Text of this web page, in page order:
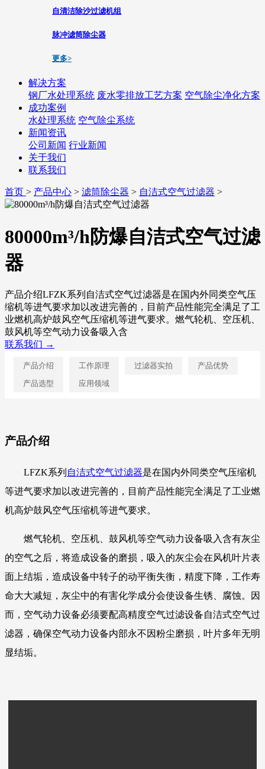
自清洁除沙过滤机组
脉冲滤筒除尘器
更多>
解决方案
钢厂水处理系统 废水零排放工艺方案 空气除尘净化方案
成功案例
水处理系统 空气除尘系统
新闻资讯
公司新闻 行业新闻
关于我们
联系我们
首页 > 产品中心 > 滤筒除尘器 > 自洁式空气过滤器 >
80000m³/h防爆自洁式空气过滤
器
产品介绍LFZK系列自洁式空气过滤器是在国内外同类空气压
缩机等进气要求加以改进完善的，目前产品性能完全满足了工
业燃机高炉鼓风空气压缩机等进气要求。燃气轮机、空压机、
鼓风机等空气动力设备吸入含
联系我们 →
产品介绍 工作原理 过滤器实拍
产品优势
产品选型
应用领域
产品介绍
LFZK系列 自洁式空气过滤器是在国内外同类空气压缩机
等进气要求加以改进完善的，目前产品性能完全满足了工业燃
机高炉鼓风空气压缩机等进气要求。
燃气轮机、空压机、鼓风机等空气动力设备吸入含有灰尘
的空气之后，将造成设备的磨损，吸入的灰尘会在风机叶片表
面上结垢，造成设备中转子的动平衡失衡，精度下降，工作寿
命大大减短，灰尘中的有害化学成分会使设备生锈、腐蚀。因
而，空气动力设备必须要配高精度空气过滤设备自洁式空气过
滤器，确保空气动力设备内部永不因粉尘磨损，叶片多年无明
显结垢。